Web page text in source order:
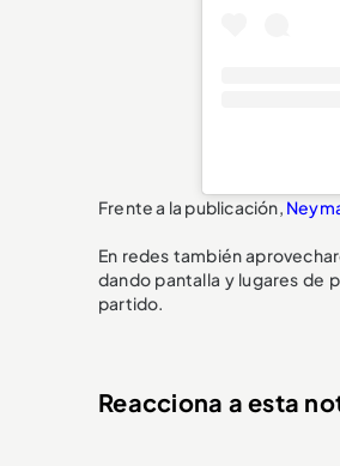
Frente a la publicación,
En redes también
dando pantalla y lugares de
partido.
Reacciona a esta